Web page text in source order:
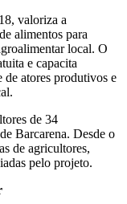
valoriza a
alimentos para
local. O
e capacita
de atores produtivos e
de 34
Barcarena. Desde o
de agricultores,
pelo projeto.